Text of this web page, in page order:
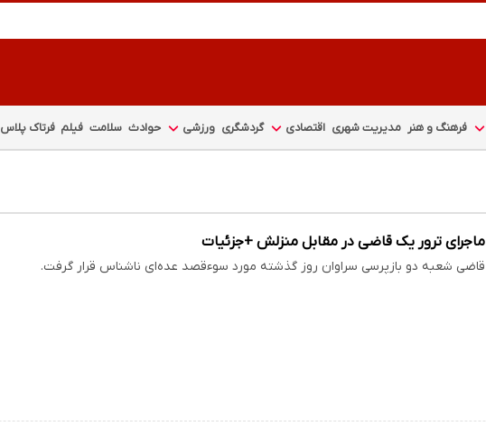
فرهنگ و هنر مدیریت شهری اقتصادی گردشگری ورزشی حوادث سلامت فیلم فرتاک پلاس
ماجرای ترور یک قاضی در مقابل منزلش +جزئیات
قاضی شعبه دو بازپرسی سراوان روز گذشته مورد سوءقصد عده‌ای ناشناس قرار گرفت.